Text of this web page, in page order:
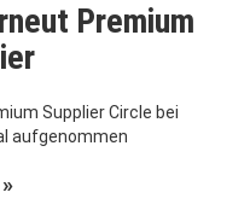
Premium
Supplier Circle bei
aufgenommen